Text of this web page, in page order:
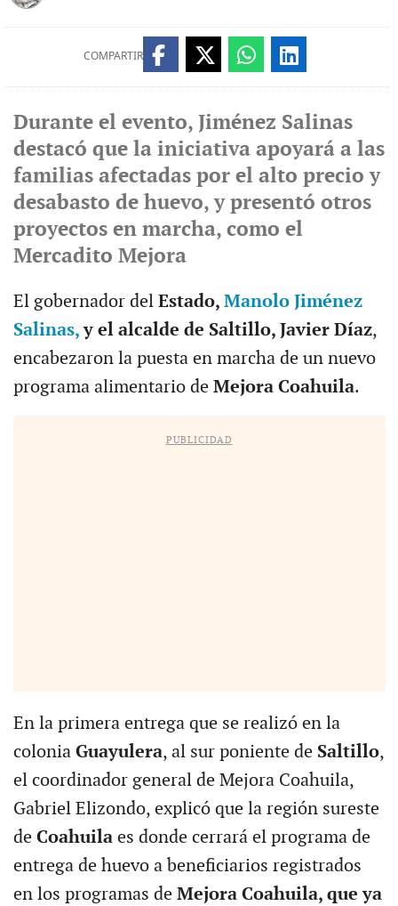
COMPARTIR
Durante el evento, Jiménez Salinas
destacó que la iniciativa apoyará a las
familias afectadas por el alto precio y
desabasto de huevo, y presentó otros
proyectos en marcha, como el
Mercadito Mejora
El gobernador del Estado, Manolo Jiménez
Salinas,y el alcalde de Saltillo, Javier Díaz,
encabezaron la puesta en marcha de un nuevo
programa alimentario de Mejora Coahuila.
PUBLICIDAD
En la primera entrega que se realizó en la
colonia Guayulera, al sur poniente de Saltillo,
el coordinador general de Mejora Coahuila,
Gabriel Elizondo, explicó que la región sureste
de Coahuila es donde cerrará el programa de
entrega de huevo a beneficiarios registrados
en los programas deMejora Coahuila, que ya